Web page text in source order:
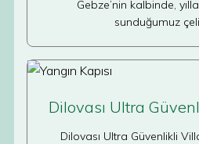
Gebze’nin kalbinde,
sunduğumuz
Dilovası Ultra
Dilovası Ultra Güvenlikli